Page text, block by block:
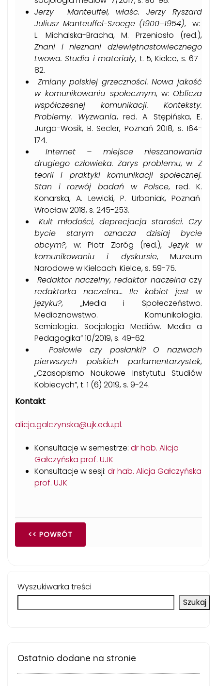
Jerzy Manteuffel, właśc. Jerzy Ryszard
Juliusz Manteuffel-Szoege (1900–1954), w:
L. Michalska-Bracha, M. Przeniosło (red.),
Znani i nieznani dziewiętnastowiecznego
Lwowa. Studia i materiały, t. 5, Kielce, s. 67-
82.
Zmiany polskiej grzeczności. Nowa jakość
w komunikowaniu społecznym, w: Oblicza
współczesnej komunikacji. Konteksty.
Problemy. Wyzwania, red. A. Stępińska, E.
Jurga-Wosik, B. Secler, Poznań 2018, s. 164-
174.
Internet – miejsce nieszanowania
drugiego człowieka. Zarys problemu, w:Z
teorii i praktyki komunikacji społecznej.
Stan i rozwój badań w Polsce, red. K.
Konarska, A. Lewicki, P. Urbaniak, Poznań
Wrocław 2018, s. 245-253.
Kult młodości, deprecjacja starości. Czy
bycie starym oznacza dzisiaj bycie
obcym?, w: Piotr Zbróg (red.), Język w
komunikowaniu i dyskursie, Muzeum
Narodowe w Kielcach: Kielce, s. 59-75.
Redaktor naczelny, redaktor naczelnaczy
redaktorka naczelna… Ile kobiet jest w
języku?, „Media i Społeczeństwo.
Medioznawstwo. Komunikologia.
Semiologia. Socjologia Mediów. Media a
Pedagogika” 10/2019, s. 49-62.
Posłowie czy posłanki? O nazwach
pierwszych polskich parlamentarzystek,
„Czasopismo Naukowe Instytutu Studiów
Kobiecych”, t. 1 (6) 2019, s. 9-24.
Kontakt
alicja.galczynska@ujk.edu.pl.
Konsultacje w semestrze: dr hab. Alicja
Gałczyńska prof. UJK
Konsultacje w sesji: dr hab. Alicja Gałczyńska
prof. UJK
<< POWRÓT
Wyszukiwarka treści
Szukaj
Ostatnio dodane na stronie